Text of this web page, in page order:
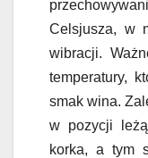
Celsjusza, w
wibracji.
temperatury,
smak wina.
w pozycji
korka, a tym